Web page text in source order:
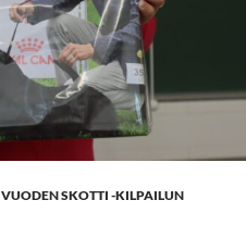
VUODEN SKOTTI -KILPAILUN